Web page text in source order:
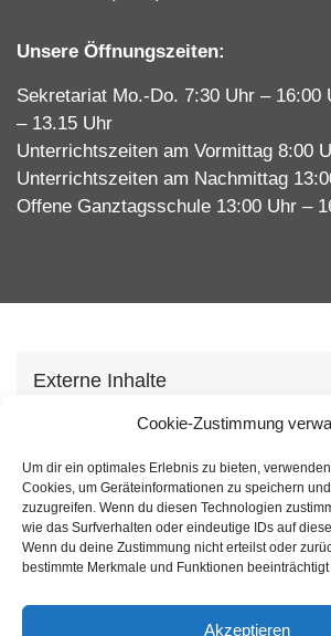
Cookie-Zustimmung
Um dir ein optimales Erlebnis zu bieten,
Cookies, um Geräteinformationen zu speichern
zuzugreifen. Wenn du diesen Technologien
wie das Surfverhalten oder eindeutige IDs auf
Wenn du deine Zustimmung nicht erteilst oder
bestimmte Merkmale und Funktionen
Akzeptieren
Unsere Öffnungszeiten:
Sekretariat Mo.-Do. 7:30 Uhr – 16:00
– 13.15 Uhr
Unterrichtszeiten am Vormittag 8:00
Unterrichtszeiten am Nachmittag
Offene Ganztagsschule 13:00 Uhr –
Externe Inhalte
Wir verwenden auf unserer
anzubieten. Mit dem laden der
unsererDatenschutzvereinbarung
Inhalt laden